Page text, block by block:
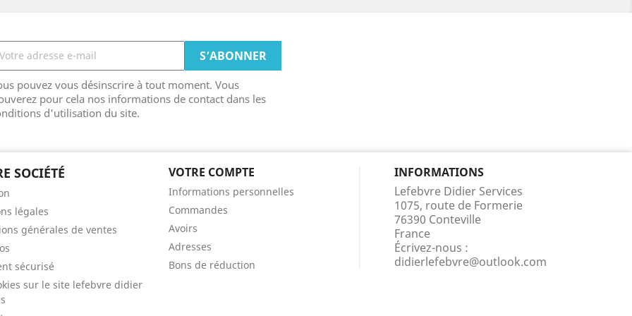
pouvez vous désinscrire à tout moment. Vous
pour cela nos informations de contact dans les
d'utilisation du site.
SOCIÉTÉ
légales
générales de ventes
sécurisé
sur le site lefebvre didier
VOTRE COMPTE
Informations personnelles
Commandes
Avoirs
Adresses
Bons de réduction
INFORMATIONS
Lefebvre Didier Services
1075, route de Formerie
76390 Conteville
France
Écrivez-nous :
didierlefebvre@outlook.com